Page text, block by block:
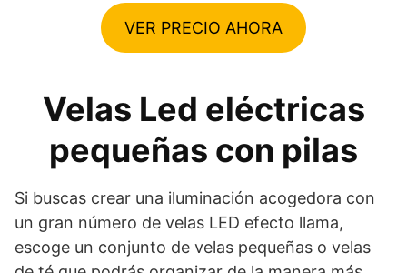
VER PRECIO AHORA
Velas Led eléctricas
pequeñas con pilas
Si buscas crear una iluminación acogedora con
un gran número de velas LED efecto llama,
escoge un conjunto de velas pequeñas o velas